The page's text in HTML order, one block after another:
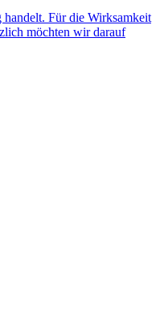
handelt. Für die Wirksamkeit
möchten wir darauf